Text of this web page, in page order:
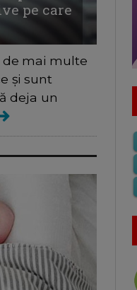
pe care
de mai multe
și sunt
deja un